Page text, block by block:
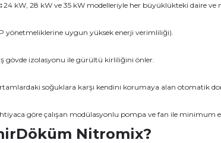
24 kW, 28 kW ve 35 kW modelleriyle her büyüklükteki daire
yönetmeliklerine uygun yüksek enerji verimliliği).
gövde izolasyonu ile gürültü kirliliğini önler.
soğuklara karşı kendini korumaya alan otomatik
göre çalışan modülasyonlu pompa ve fan ile minimum
Nitromix?